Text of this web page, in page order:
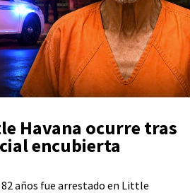
Havana ocurre tras
encubierta
82 años fue arrestado en Little